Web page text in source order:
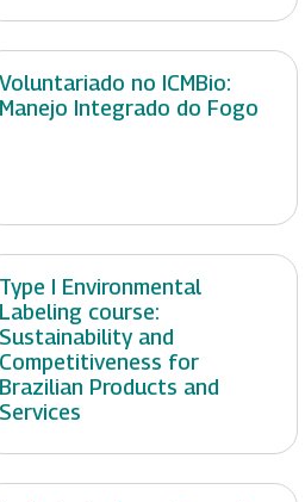
Voluntariado no ICMBio:
Manejo Integrado do Fogo
Type I Environmental
Labeling course:
Sustainability and
Competitiveness for
Brazilian Products and
Services